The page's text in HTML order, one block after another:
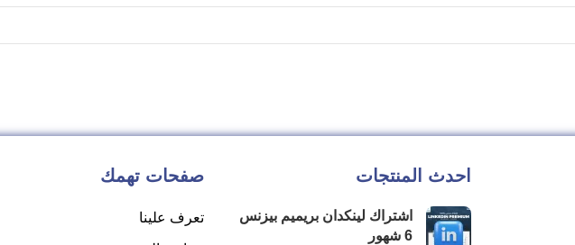
احدث المنتجات
اشتراك لينكدان بريميم بيزنس
6 شهور
صفحات تهمك
تعرف علينا